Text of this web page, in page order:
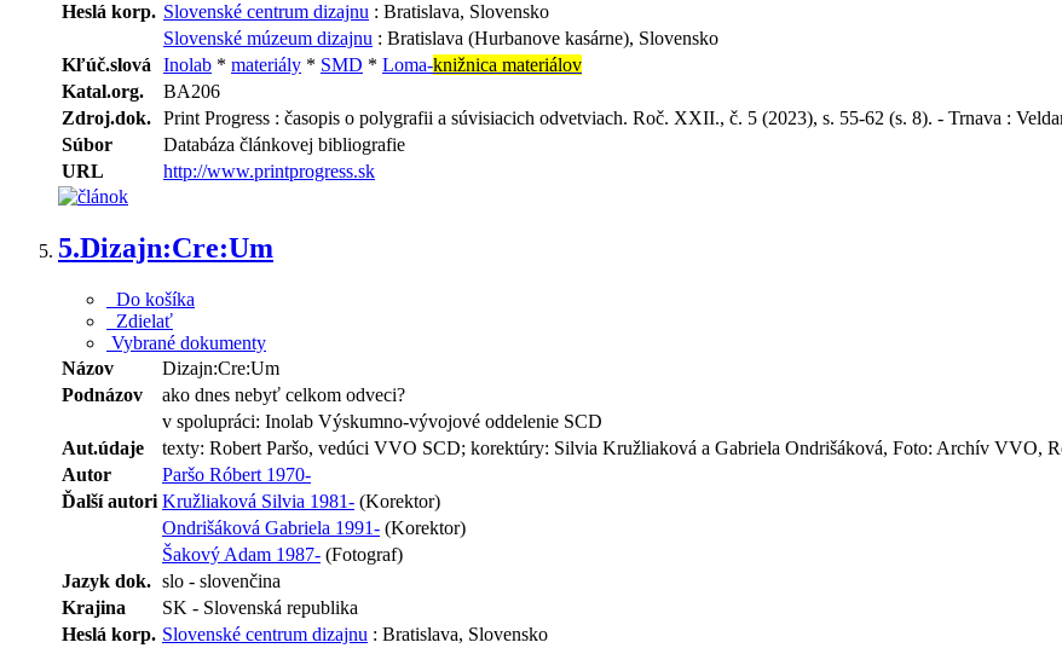
Heslá korp. Slovenské centrum dizajnu : Bratislava, Slovensko
Slovenské múzeum dizajnu : Bratislava (Hurbanove kasárne), Slovensko
Kľúč.slová
Inolab * materiály * SMD * Loma-knižnica materiálov
Katal.org.
BA206
Zdroj.dok. Print Progress : časopis o polygrafii a súvisiacich odvetviach. Roč. XXII., č. 5 (2023), s. 55-62 (s. 8). - Trnava :
Súbor
Databáza článkovej bibliografie
URL
http://www.printprogress.sk
5.Dizajn:Cre:Um
Do košíka
Zdielať
Vybrané dokumenty
Názov
Dizajn:Cre:Um
Podnázov
ako dnes nebyť celkom odveci?
v spolupráci: Inolab Výskumno-vývojové oddelenie SCD
Aut.údaje
texty: Robert Paršo, vedúci VVO SCD; korektúry: Silvia Kružliaková a Gabriela Ondrišáková, Foto: Archív VVO,
Autor
Paršo Róbert 1970-
Ďalší autori Kružliaková Silvia 1981- (Korektor)
Ondrišáková Gabriela 1991- (Korektor)
Šakový Adam 1987- (Fotograf)
Jazyk dok. slo - slovenčina
Krajina
SK - Slovenská republika
Heslá korp. Slovenské centrum dizajnu : Bratislava, Slovensko